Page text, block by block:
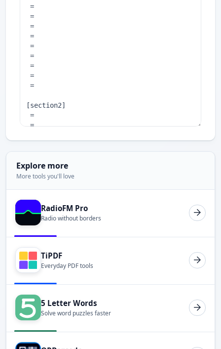
Explore more
More tools you'll love
RadioFM Pro
Radio without borders
TiPDF
Everyday PDF tools
5 Letter Words
Solve word puzzles faster